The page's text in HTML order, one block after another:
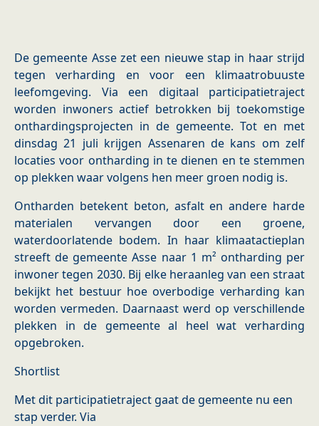
De gemeente Asse zet een nieuwe stap in haar strijd
tegen verharding en voor een klimaatrobuuste
leefomgeving. Via een digitaal participatietraject
worden inwoners actief betrokken bij toekomstige
onthardingsprojecten in de gemeente. Tot en met
dinsdag 21 juli krijgen Assenaren de kans om zelf
locaties voor ontharding in te dienen en te stemmen
op plekken waar volgens hen meer groen nodig is.
Ontharden betekent beton, asfalt en andere harde
materialen vervangen door een groene,
waterdoorlatende bodem. In haar klimaatactieplan
streeft de gemeente Asse naar 1 m² ontharding per
inwoner tegen 2030. Bij elke heraanleg van een straat
bekijkt het bestuur hoe overbodige verharding kan
worden vermeden. Daarnaast werd op verschillende
plekken in de gemeente al heel wat verharding
opgebroken.
Shortlist
Met dit participatietraject gaat de gemeente nu een
stap verder. Via